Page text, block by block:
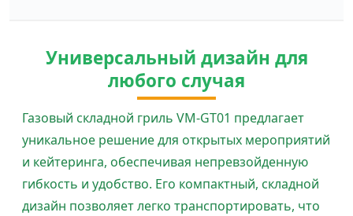
Универсальный дизайн для
любого случая
Газовый складной гриль VM-GT01 предлагает
уникальное решение для открытых мероприятий
и кейтеринга, обеспечивая непревзойденную
гибкость и удобство. Его компактный, складной
дизайн позволяет легко транспортировать, что